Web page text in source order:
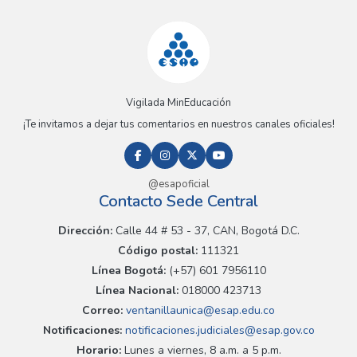
Vigilada MinEducación
¡Te invitamos a dejar tus comentarios en nuestros canales oficiales!
@esapoficial
Contacto Sede Central
Dirección:Calle 44 # 53 - 37, CAN, Bogotá D.C.
Código postal: 111321
Línea Bogotá:(+57) 601 7956110
Línea Nacional: 018000 423713
Correo: ventanillaunica@esap.edu.co
Notificaciones:notificaciones.judiciales@esap.gov.co
Horario:Lunes a viernes, 8 a.m. a 5 p.m.